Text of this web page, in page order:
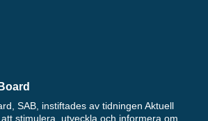
SAB, instiftades av tidningen Aktuell
stimulera, utveckla och informera om